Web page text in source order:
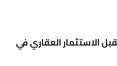
الاستثمار العقاري في